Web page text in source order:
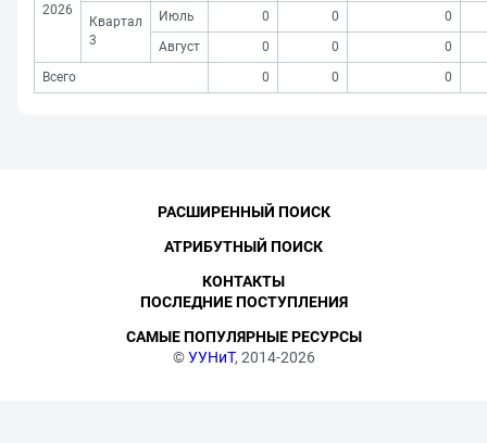
2026
Квартал
3
Июль 0 0
0
Август
0 0
0
Всего
0 0 0
©УУНиТ, 2014-2026
РАСШИРЕННЫЙ ПОИСК
АТРИБУТНЫЙ ПОИСК
КОНТАКТЫ
ПОСЛЕДНИЕ ПОСТУПЛЕНИЯ
САМЫЕ ПОПУЛЯРНЫЕ РЕСУРСЫ